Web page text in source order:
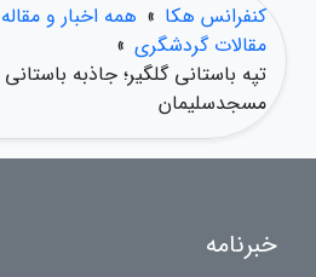
کنفرانس هکا » همه اخبار و
مقالات گردشگری »
تپه باستانی گلگیر؛ جاذبه
مسجدسلیمان
خبرنامه